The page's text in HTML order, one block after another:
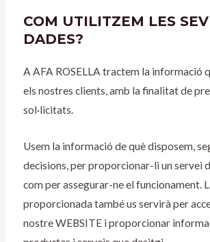
COM UTILITZEM LES
DADES?
A AFA ROSELLA tractem la informació
els nostres clients, amb la finalitat de
sol·licitats.
Usem la informació de què disposem,
decisions, per proporcionar-li un servei
com per assegurar-ne el funcionament.
proporcionada també us servirà per
nostre WEBSITE i proporcionar